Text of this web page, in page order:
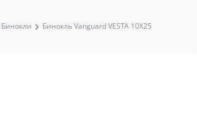
Бинокли Бинокль Vanguard VESTA 10X25